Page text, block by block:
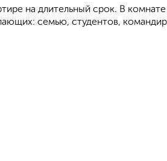
на длительный срок. В
семью, студентов,